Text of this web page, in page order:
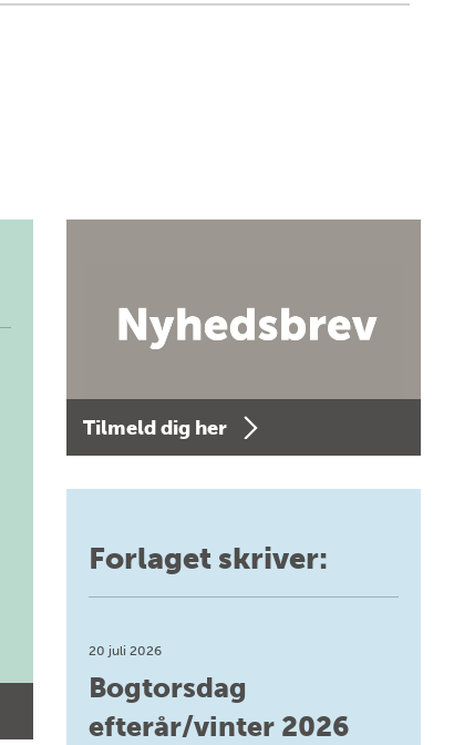
Tilmeld dig her
Forlaget skriver:
20 juli 2026
Bogtorsdag
efterår/vinter 2026